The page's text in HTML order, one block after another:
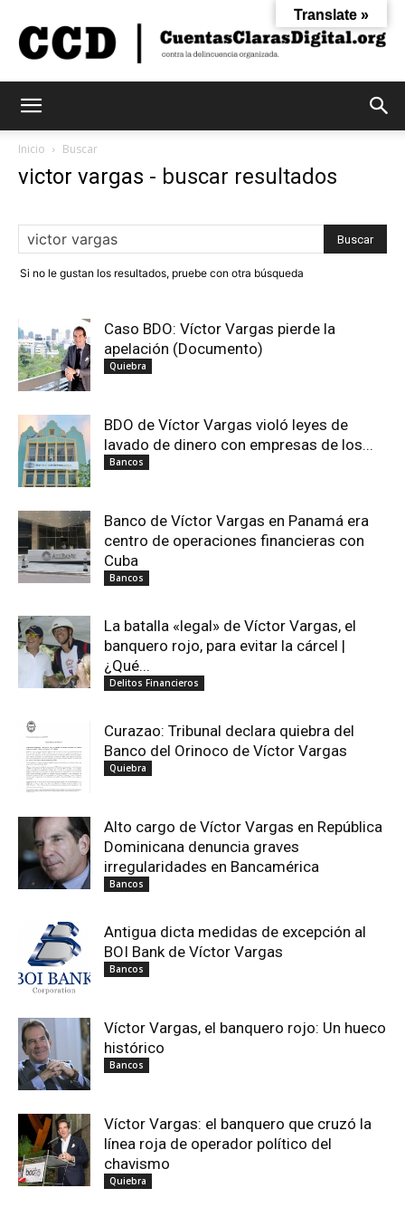
Inicio Buscar
victor vargas - buscar resultados
Si no le gustan los resultados, pruebe con otra búsqueda
Caso BDO: Víctor Vargas pierde la
apelación (Documento)
Quiebra
BDO de Víctor Vargas violó leyes de
lavado de dinero con empresas de los...
Bancos
Banco de Víctor Vargas en Panamá era
centro de operaciones financieras con
Cuba
Bancos
La batalla «legal» de Víctor Vargas, el
banquero rojo, para evitar la cárcel |
¿Qué...
Delitos Financieros
Curazao: Tribunal declara quiebra del
Banco del Orinoco de Víctor Vargas
Quiebra
Alto cargo de Víctor Vargas en República
Dominicana denuncia graves
irregularidades en Bancamérica
Bancos
Antigua dicta medidas de excepción al
BOI Bank de Víctor Vargas
Bancos
Víctor Vargas, el banquero rojo: Un hueco
histórico
Bancos
Víctor Vargas: el banquero que cruzó la
línea roja de operador político del
chavismo
Quiebra
Translate »